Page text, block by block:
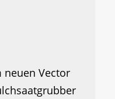
Vector